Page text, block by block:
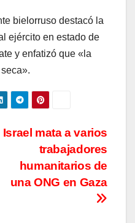
bielorruso destacó la
ejército en estado de
y enfatizó que «la
Israel mata a varios
trabajadores
humanitarios de
una ONG en Gaza